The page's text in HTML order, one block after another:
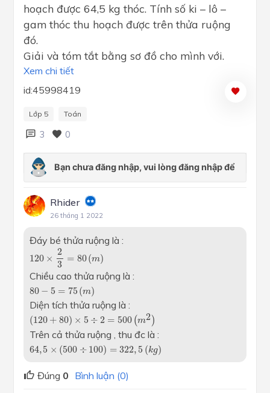
hoạch được 64,5 kg thóc. Tính số ki – lô –
gam thóc thu hoạch được trên thửa ruộng
đó.
Giải và tóm tắt bằng sơ đồ cho mình với.
Xem chi tiết
id:45998419
Lớp 5 Toán
3 0
Rhider
26 tháng 1 2022
Đáy bé thửa ruộng là :
120 ×
2
3
= 80(m)
120 ×23=80 (m)
Chiều cao thửa ruộng là :
80 − 5 = 75 (m)
80 5= 75(m)
Diện tích thửa ruộng là :
(120 + 80) × 5 ÷ 2 = 500 (m2)
(120 ) 500 2)
Trên cả thửa ruộng , thu đc là :
64,5 × (500 ÷ 100) = 322, 5 (kg)
64 5 ×( 500÷ 100)= 322,5 k g)
Đúng 0 Bình luận (0)